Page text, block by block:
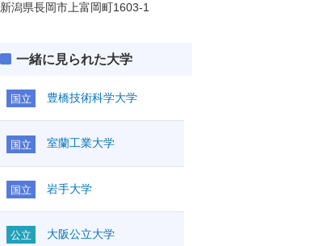
新潟県長岡市上富岡町1603-1
一緒に見られた大学
国立 豊橋技術科学大学
国立 室蘭工業大学
国立 岩手大学
公立 大阪公立大学